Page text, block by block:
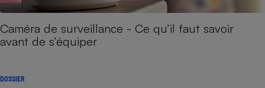
Caméra de surveillance - Ce qu’il faut savoir
avant de s’équiper
DOSSIER